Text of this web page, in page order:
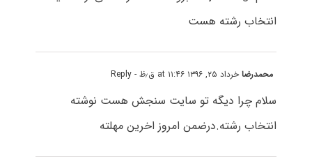
انتخاب رشته هست
محمدرضاخرداد ۲۵, ۱۳۹۶ at ۱۱:۴۶ ق٫ظ - Reply
سلام چرا دیگه تو سایت سنجش هست نوشته
انتخاب رشته.درضمن امروز اخرین مهلته